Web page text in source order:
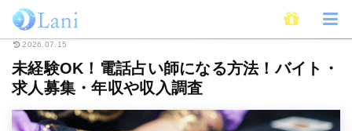
ホーム 電話占い 未経験OK！電話占い師になる方法！バイト・求人募集・
2026.07.15
未経験OK！電話占い師になる方法！バイト・
求人募集・年収や収入調査